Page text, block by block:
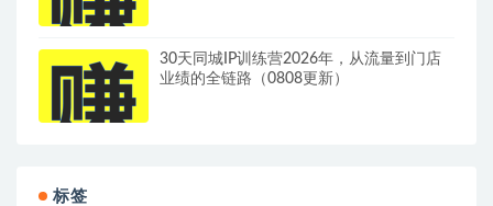
30天同城IP训练营2026年，从流量到门店
业绩的全链路（0808更新）
标签